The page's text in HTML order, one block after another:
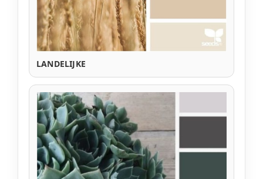
LANDELIJKE